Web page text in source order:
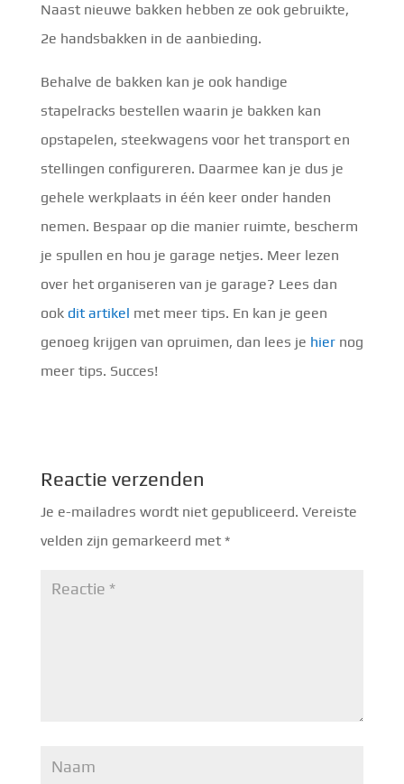
Naast nieuwe bakken hebben ze ook gebruikte,
2e handsbakken in de aanbieding.
Behalve de bakken kan je ook handige
stapelracks bestellen waarin je bakken kan
opstapelen, steekwagens voor het transport en
stellingen configureren. Daarmee kan je dus je
gehele werkplaats in één keer onder handen
nemen. Bespaar op die manier ruimte, bescherm
je spullen en hou je garage netjes. Meer lezen
over het organiseren van je garage? Lees dan
ook dit artikel met meer tips. En kan je geen
genoeg krijgen van opruimen, dan lees je hiernog
meer tips. Succes!
Reactie verzenden
Je e-mailadres wordt niet gepubliceerd. Vereiste
velden zijn gemarkeerd met *